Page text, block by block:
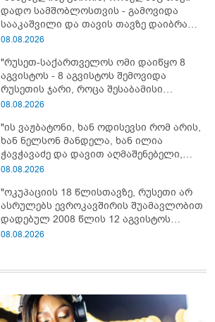
დადო სამშობლოსთვის - გამოვიდა
სააკაშვილი და თავის თავზე დაიბრალა
ანწუხელიძის გმირობა, სამარცხვინო
სააკაშვილისთვის შეგინებას თუ რაღაც
ამგვარს სთხოვდნენ მას"
08.08.2026
"რუსეთ-საქართველოს ომი დაიწყო 8
აგვისტოს - 8 აგვისტოს შემოვიდა
რუსეთის ჯარი, როცა შესაბამისი
განცხადება გააკეთა რუსეთის
რაც მოხდა, ეს იყო ის, რომ სააკაშვილის
რეჟიმმა დაბომბა ცხინვალი"
08.08.2026
"ის ვაჟბატონი, ხან ოდისევსი რომ არის,
ხან ნელსონ მანდელა, ხან ილია
ჭავჭავაძე და დავით აღმაშენებელი,
სინამდვილეში, ერთი საცოდავი,
08.08.2026
"ოკუპაციის 18 წლისთავზე, რუსეთი არ
ასრულებს ევროკავშირის შუამავლობით
დადებულ 2008 წლის 12 აგვისტოს
ცეცხლის შეწყვეტის შეთანხმებას - მეტიც,
08.08.2026